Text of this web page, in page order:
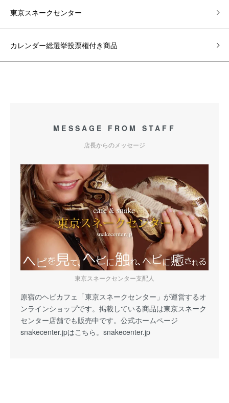
東京スネークセンター
カレンダー総選挙投票権付き商品
MESSAGE FROM STAFF
店長からのメッセージ
東京スネークセンター支配人
原宿のヘビカフェ「東京スネークセンター」が運営するオ
ンラインショップです。掲載している商品は東京スネーク
センター店舗でも販売中です。公式ホームページ
snakecenter.jpはこちら。 snakecenter.jp